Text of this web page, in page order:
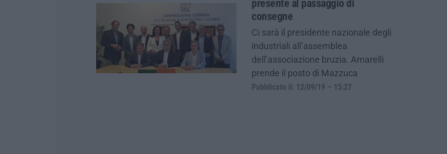
presente al passaggio di
consegne
Ci sarà il presidente nazionale degli
industriali all’assemblea
dell’associazione bruzia. Amarelli
prende il posto di Mazzuca
Pubblicato il: 12/09/19 – 15:27